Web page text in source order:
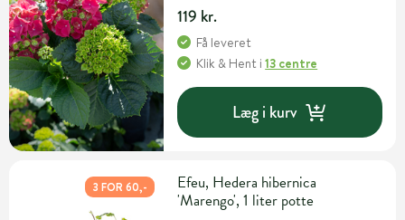
119 kr.
Få leveret
Klik & Hent i13 centre
Læg i kurv
3 FOR 60,-
Efeu, Hedera hibernica
'Marengo', 1 liter potte